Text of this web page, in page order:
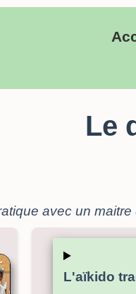
Le
avec un maitre
L'aïkido